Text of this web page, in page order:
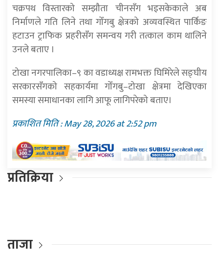
चक्रपथ विस्तारको सम्झौता चीनसँग भइसकेकाले अब
निर्माणले गति लिने तथा गोँगबु क्षेत्रको अव्यवस्थित पार्किङ
हटाउन ट्राफिक प्रहरीसँग समन्वय गरी तत्काल काम थालिने
उनले बताए ।
टोखा नगरपालिका–९ का वडाध्यक्ष रामभक्त घिमिरेले सङ्घीय
सरकारसँगको सहकार्यमा गोँगबु–टोखा क्षेत्रमा देखिएका
समस्या समाधानका लागि आफू लागिपरेको बताए।
प्रकाशित मिति : May 28, 2026 at 2:52 pm
प्रतिक्रिया
ताजा